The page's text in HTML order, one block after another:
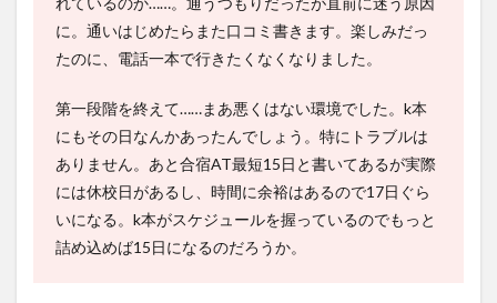
に。通いはじめたらまた口コミ書きます。楽しみだっ
たのに、電話一本で行きたくなくなりました。
第一段階を終えて……まあ悪くはない環境でした。k本
にもその日なんかあったんでしょう。特にトラブルは
ありません。あと合宿AT最短15日と書いてあるが実際
には休校日があるし、時間に余裕はあるので17日ぐら
いになる。k本がスケジュールを握っているのでもっと
詰め込めば15日になるのだろうか。